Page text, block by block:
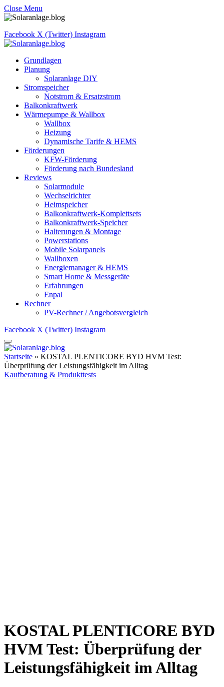
Close Menu
Facebook X (Twitter) Instagram
Grundlagen
Planung
Solaranlage DIY
Stromspeicher
Notstrom & Ersatzstrom
Balkonkraftwerk
Wärmepumpe & Wallbox
Wallbox
Heizung
Dynamische Tarife & HEMS
Förderungen
KFW-Förderung
Förderung nach Bundesland
Reviews
Solarmodule
Wechselrichter
Heimspeicher
Balkonkraftwerk-Komplettsets
Balkonkraftwerk-Speicher
Halterungen & Montage
Powerstations
Mobile Solarpanels
Wallboxen
Energiemanager & HEMS
Smart Home & Messgeräte
Erfahrungen
Enpal
Rechner
PV-Rechner / Angebotsvergleich
Facebook X (Twitter) Instagram
Startseite » KOSTAL PLENTICORE BYD HVM Test:
Überprüfung der Leistungsfähigkeit im Alltag
Kaufberatung & Produkttests
KOSTAL PLENTICORE BYD
HVM Test: Überprüfung der
Leistungsfähigkeit im Alltag